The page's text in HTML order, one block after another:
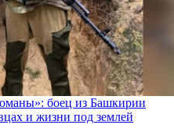
боец из Башкирии
и жизни под землей